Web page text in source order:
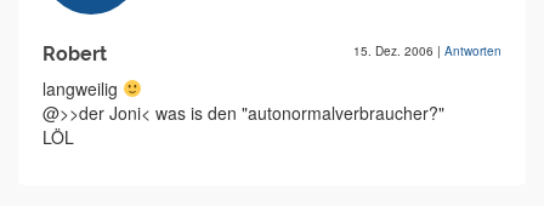
Robert 15. Dez. 2006 | Antworten
langweilig
@>>der Joni< was is den "autonormalverbraucher?"
LÖL